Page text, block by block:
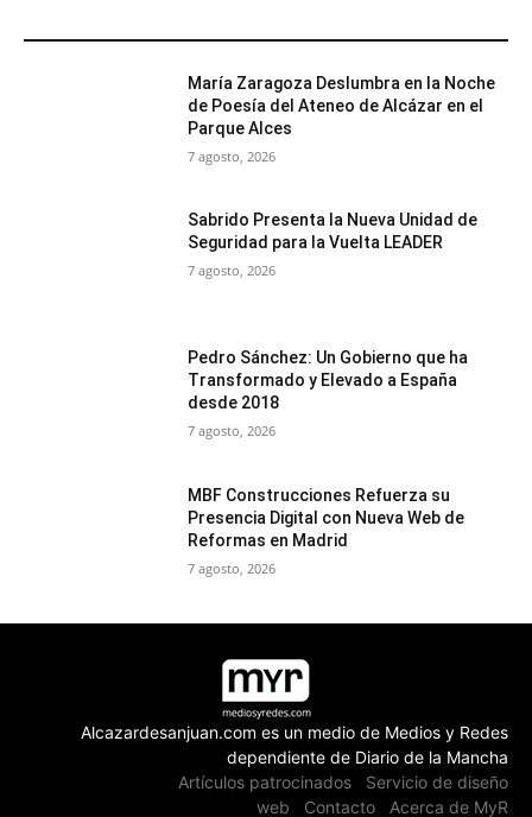
María Zaragoza Deslumbra en la Noche
de Poesía del Ateneo de Alcázar en el
Parque Alces
7 agosto, 2026
Sabrido Presenta la Nueva Unidad de
Seguridad para la Vuelta LEADER
7 agosto, 2026
Pedro Sánchez: Un Gobierno que ha
Transformado y Elevado a España
desde 2018
7 agosto, 2026
MBF Construcciones Refuerza su
Presencia Digital con Nueva Web de
Reformas en Madrid
7 agosto, 2026
Alcazardesanjuan.com es un medio de Medios y Redes
dependiente de Diario de la Mancha
Artículos patrocinados
Servicio de diseño
web
Contacto Acerca de MyR